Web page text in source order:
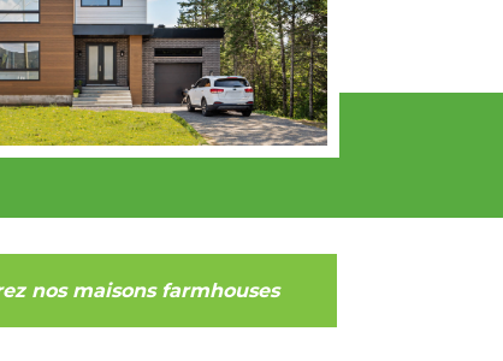
nos maisons farmhouses